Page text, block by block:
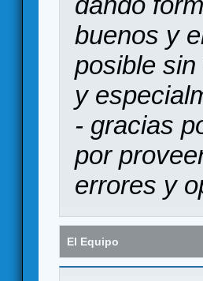
buenos y
posible
y
- gracias
por
errores y
El Equipo